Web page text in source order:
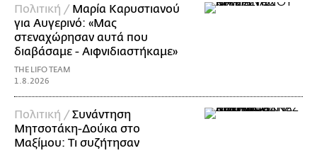
Πολιτική / Μαρία Καρυστιανού
για Αυγερινό: «Μας
στεναχώρησαν αυτά που
διαβάσαμε - Αιφνιδιαστήκαμε»
THE LIFO TEAM
1.8.2026
Πολιτική /Συνάντηση
Μητσοτάκη-Δούκα στο
Μαξίμου: Τι συζήτησαν